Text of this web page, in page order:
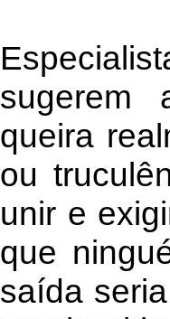
sugerem
queira
ou
unir e
que
saída